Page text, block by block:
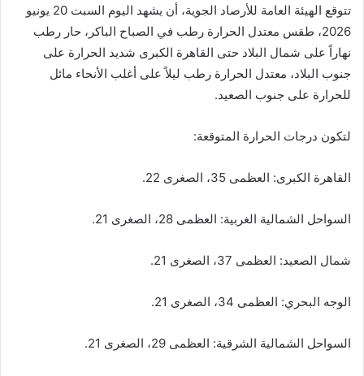
تتوقع الهيئة العامة للأرصاد الجوية، أن يشهد اليوم السبت 20 يونيو
2026، طقس معتدل الحرارة رطب في الصباح الباكر، حار رطب
نهاراً على شمال البلاد حتى القاهرة الكبرى شديد الحرارة على
جنوب البلاد، معتدل الحرارة رطب ليلاً على أغلب الأنحاء مائل
للحرارة على جنوب الصعيد.
​لتكون درجات الحرارة المتوقعة:
​القاهرة الكبرى: العظمى 35، الصغرى 22.
​السواحل الشمالية الغربية: العظمى 28، الصغرى 21.
​شمال الصعيد: العظمى 37، الصغرى 21.
​الوجه البحري: العظمى 34، الصغرى 21.
​السواحل الشمالية الشرقية: العظمى 29، الصغرى 21.